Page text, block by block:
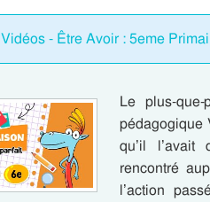
Vidéos - Être Avoir : 5eme
Le plus-
pédagogique
qu’il l’avait
rencontré
l’action